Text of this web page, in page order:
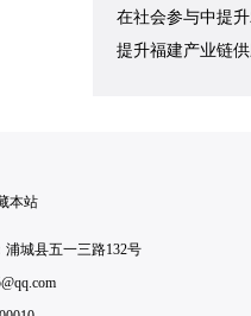
在社会参与中提
提升福建产业链
本站
浦城县五一三路132号